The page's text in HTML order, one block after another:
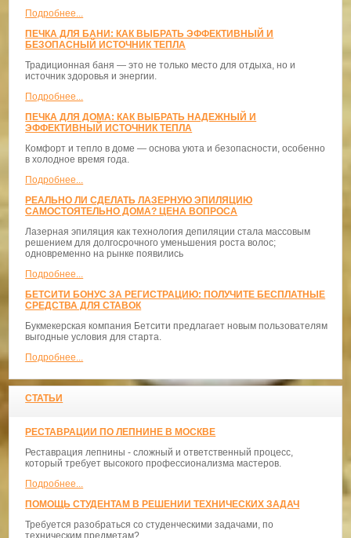
Подробнее...
ПЕЧКА ДЛЯ БАНИ: КАК ВЫБРАТЬ ЭФФЕКТИВНЫЙ И
БЕЗОПАСНЫЙ ИСТОЧНИК ТЕПЛА
Традиционная баня — это не только место для отдыха, но и
источник здоровья и энергии.
Подробнее...
ПЕЧКА ДЛЯ ДОМА: КАК ВЫБРАТЬ НАДЕЖНЫЙ И
ЭФФЕКТИВНЫЙ ИСТОЧНИК ТЕПЛА
Комфорт и тепло в доме — основа уюта и безопасности, особенно
в холодное время года.
Подробнее...
РЕАЛЬНО ЛИ СДЕЛАТЬ ЛАЗЕРНУЮ ЭПИЛЯЦИЮ
САМОСТОЯТЕЛЬНО ДОМА? ЦЕНА ВОПРОСА
Лазерная эпиляция как технология депиляции стала массовым
решением для долгосрочного уменьшения роста волос;
одновременно на рынке появились
Подробнее...
БЕТСИТИ БОНУС ЗА РЕГИСТРАЦИЮ: ПОЛУЧИТЕ БЕСПЛАТНЫЕ
СРЕДСТВА ДЛЯ СТАВОК
Букмекерская компания Бетсити предлагает новым пользователям
выгодные условия для старта.
Подробнее...
СТАТЬИ
РЕСТАВРАЦИИ ПО ЛЕПНИНЕ В МОСКВЕ
Реставрация лепнины - сложный и ответственный процесс,
который требует высокого профессионализма мастеров.
Подробнее...
ПОМОЩЬ СТУДЕНТАМ В РЕШЕНИИ ТЕХНИЧЕСКИХ ЗАДАЧ
Требуется разобраться со студенческими задачами, по
техническим предметам?